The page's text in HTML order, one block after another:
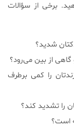
برخی از سؤالات
شدید؟
گاهی از بین می‌رود؟
را کمی برطرف
را تشدید کند؟
است؟